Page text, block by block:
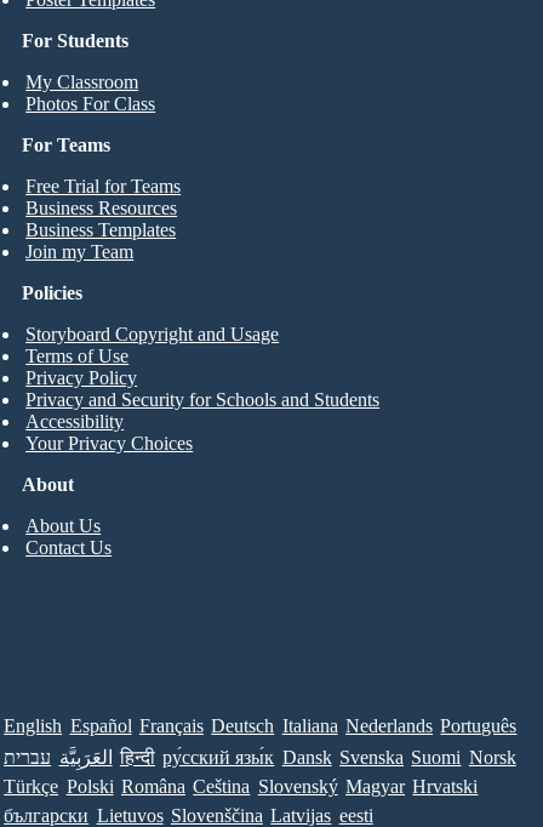
For Students
My Classroom
Photos For Class
For Teams
Free Trial for Teams
Business Resources
Business Templates
Join my Team
About
About Us
Contact Us
Policies
Storyboard Copyright and Usage
Terms of Use
Privacy Policy
Privacy and Security for Schools and Students
Accessibility
Your Privacy Choices
English Español Français Deutsch Italiana Nederlands Português
עברית العَرَبِيَّة हिन्दी ру́сский язы́к Dansk Svenska Suomi Norsk
Türkçe Polski Româna Ceština Slovenský Magyar Hrvatski
български Lietuvos Slovenščina Latvijas eesti